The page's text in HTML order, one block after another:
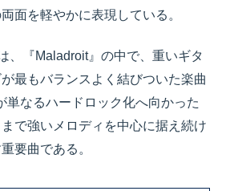
面を軽やかに表現している。
、『Maladroit』の中で、重いギタ
最もバランスよく結びついた楽曲
単なるハードロック化へ向かった
で強いメロディを中心に据え続け
要曲である。